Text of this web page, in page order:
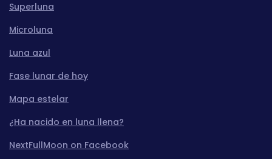
Superluna
Microluna
Luna azul
Fase lunar de hoy
Mapa estelar
¿Ha nacido en luna llena?
NextFullMoon on Facebook